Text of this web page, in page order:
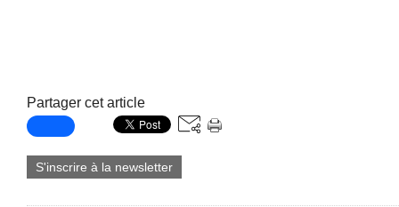
Partager cet article
S'inscrire à la newsletter